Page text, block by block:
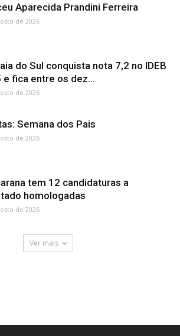
Aparecida Prandini Ferreira
de 2026
do Sul conquista nota 7,2 no IDEB
e fica entre os dez...
de 2026
Semana dos Pais
de 2026
tem 12 candidaturas a
homologadas
de 2026
Ver mais